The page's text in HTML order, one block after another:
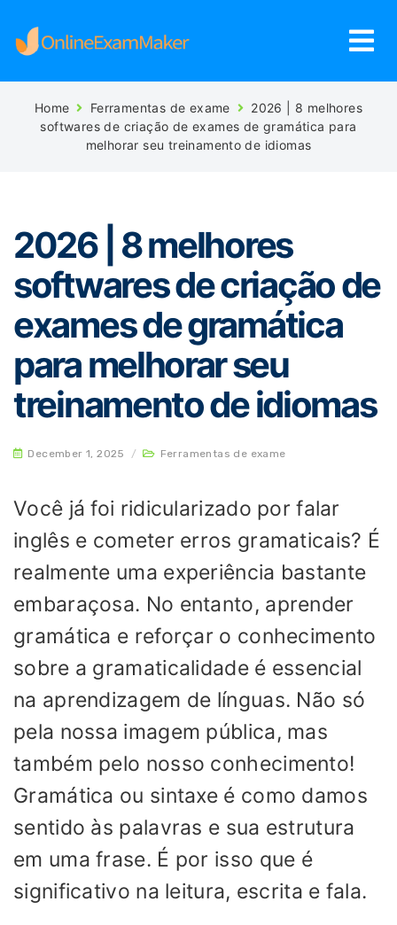
Home Ferramentas de exame
2026 | 8 melhores
softwares de criação de exames de gramática para
melhorar seu treinamento de idiomas
2026 | 8 melhores
softwares de criação de
exames de gramática
para melhorar seu
treinamento de idiomas
December 1, 2025 / Ferramentas de exame
Você já foi ridicularizado por falar
inglês e cometer erros gramaticais? É
realmente uma experiência bastante
embaraçosa. No entanto, aprender
gramática e reforçar o conhecimento
sobre a gramaticalidade é essencial
na aprendizagem de línguas. Não só
pela nossa imagem pública, mas
também pelo nosso conhecimento!
Gramática ou sintaxe é como damos
sentido às palavras e sua estrutura
em uma frase. É por isso que é
significativo na leitura, escrita e fala.